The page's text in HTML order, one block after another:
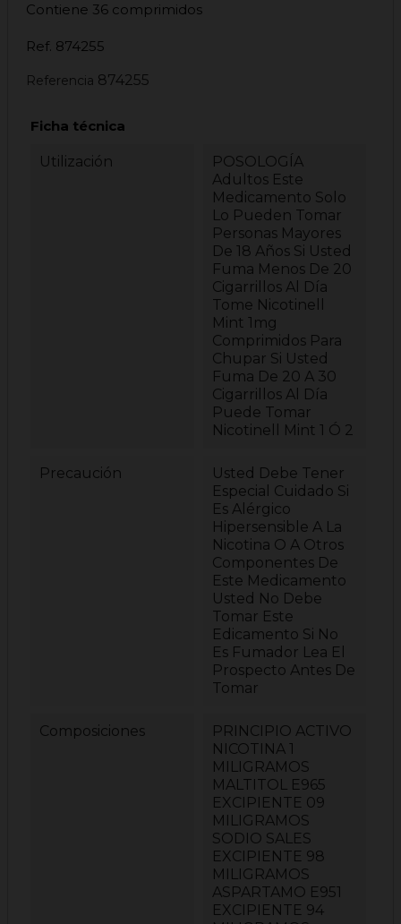
Contiene 36 comprimidos
Ref. 874255
Referencia 874255
Ficha técnica
Utilización
POSOLOGÍA
Adultos Este
Medicamento Solo
Lo Pueden Tomar
Personas Mayores
De 18 Años Si Usted
Fuma Menos De 20
Cigarrillos Al Día
Tome Nicotinell
Mint 1mg
Comprimidos Para
Chupar Si Usted
Fuma De 20 A 30
Cigarrillos Al Día
Puede Tomar
Nicotinell Mint 1 Ó 2
Precaución
Usted Debe Tener
Especial Cuidado Si
Es Alérgico
Hipersensible A La
Nicotina O A Otros
Componentes De
Este Medicamento
Usted No Debe
Tomar Este
Edicamento Si No
Es Fumador Lea El
Prospecto Antes De
Tomar
Composiciones
PRINCIPIO ACTIVO
NICOTINA 1
MILIGRAMOS
MALTITOL E965
EXCIPIENTE 09
MILIGRAMOS
SODIO SALES
EXCIPIENTE 98
MILIGRAMOS
ASPARTAMO E951
EXCIPIENTE 94